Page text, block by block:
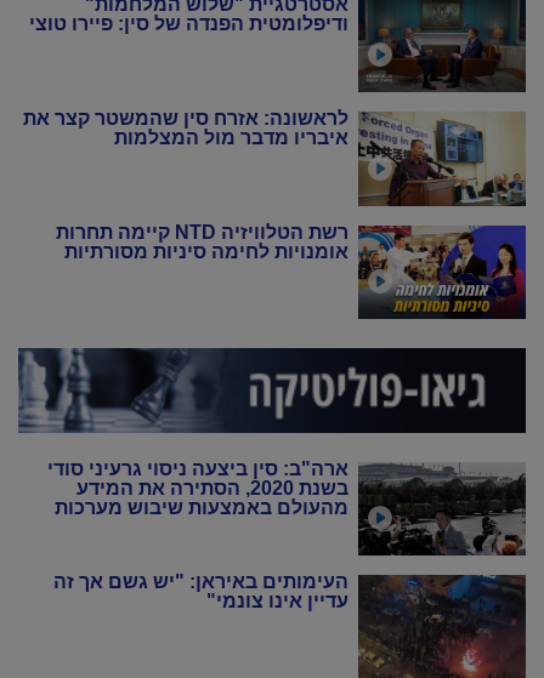
אסטרטגיית "שלוש המלחמות"
ודיפלומטית הפנדה של סין: פיירו טוצי
לראשונה: אזרח סין שהמשטר קצר את
איבריו מדבר מול המצלמות
רשת הטלוויזיה NTD קיימה תחרות
אומנויות לחימה סיניות מסורתיות
ארה"ב: סין ביצעה ניסוי גרעיני סודי
בשנת 2020, הסתירה את המידע
מהעולם באמצעות שיבוש מערכות
העימותים באיראן: "יש גשם אך זה
עדיין אינו צונמי"